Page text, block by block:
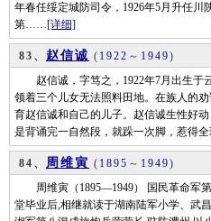
年春任绥定城防司令，1926年5月升任川
第……[详细]
83、 赵信诚 ( 1922 ～ 1949)
赵信诚，字笃之，1922年7月出生于
领着三个儿女无法照料田地。在族人的
育赵信诚和自己的儿子。赵信诚生性好
是背诵完一自然段，就跺一次脚，惹得
84、 周维寅 ( 1895 ～ 1949)
周维寅（1895—1949） 国民革命军第
堂毕业后,相继就读于湖南陆军小学、武